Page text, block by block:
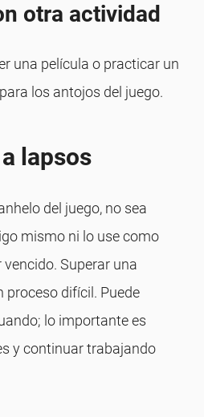
otra actividad
una película o practicar un
los antojos del juego.
lapsos
del juego, no sea
mismo ni lo use como
Superar una
proceso difícil. Puede
lo importante es
y continuar trabajando